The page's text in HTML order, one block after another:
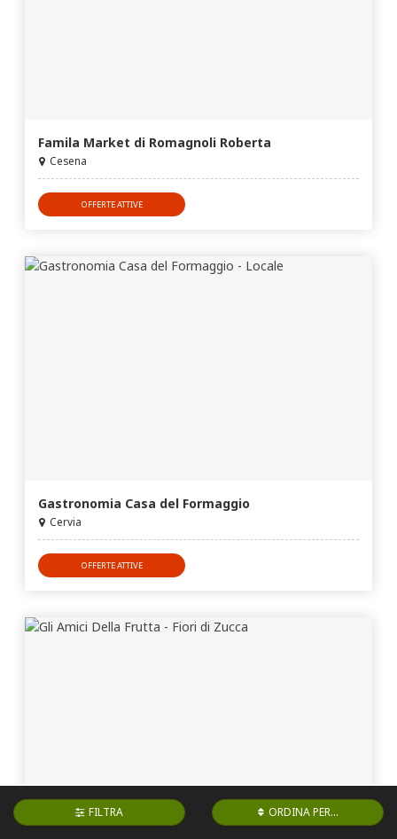
Famila Market di Romagnoli Roberta
Cesena
OFFERTE ATTIVE
Gastronomia Casa del Formaggio
Cervia
OFFERTE ATTIVE
FILTRA ORDINA PER...